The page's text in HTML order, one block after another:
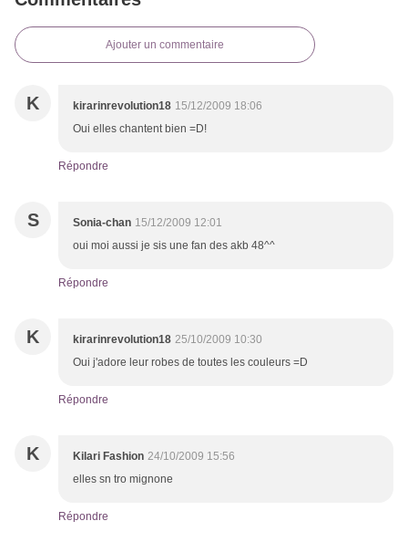
Ajouter un commentaire
K kirarinrevolution18 15/12/2009 18:06
Oui elles chantent bien =D!
Répondre
S Sonia-chan 15/12/2009 12:01
oui moi aussi je sis une fan des akb 48^^
Répondre
K kirarinrevolution18 25/10/2009 10:30
Oui j'adore leur robes de toutes les couleurs =D
Répondre
K Kilari Fashion 24/10/2009 15:56
elles sn tro mignone
Répondre